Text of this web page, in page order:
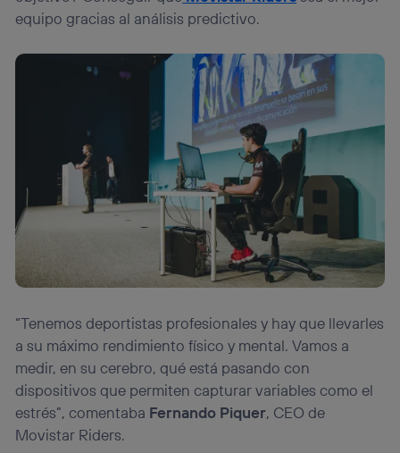
equipo gracias al análisis predictivo.
“Tenemos deportistas profesionales y hay que llevarles
a su máximo rendimiento físico y mental. Vamos a
medir, en su cerebro, qué está pasando con
dispositivos que permiten capturar variables como el
estrés”, comentaba Fernando Piquer, CEO de
Movistar Riders.